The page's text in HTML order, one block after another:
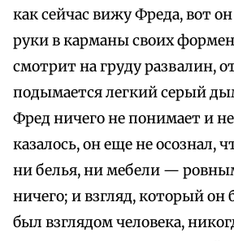
как сейчас вижу Фреда, вот
руки в карманы своих
смотрит на груду развалин,
подымается легкий серый
Фред ничего не понимает и
казалось, он еще не осознал,
ни белья, ни мебели —
ничего; и взгляд, который он
был взглядом человека,